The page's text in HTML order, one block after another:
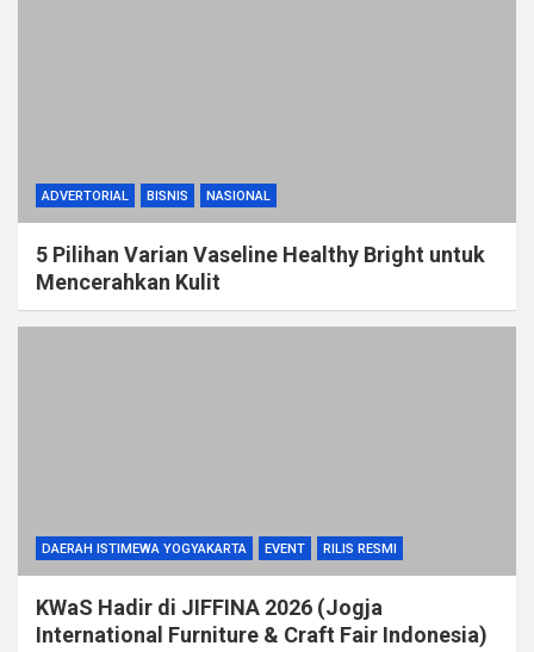
ADVERTORIAL BISNIS NASIONAL
5 Pilihan Varian Vaseline Healthy Bright untuk
Mencerahkan Kulit
DAERAH ISTIMEWA YOGYAKARTA EVENT RILIS RESMI
KWaS Hadir di JIFFINA 2026 (Jogja
International Furniture & Craft Fair Indonesia)